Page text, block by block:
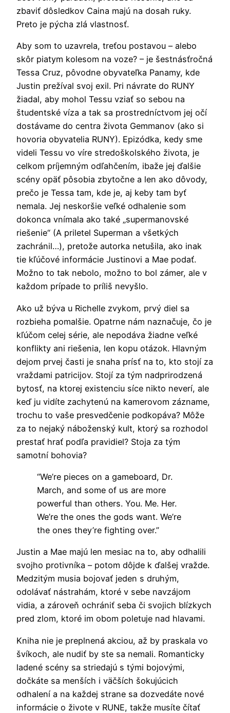
zbaviť dôsledkov Caina majú na dosah ruky.
Preto je pýcha zlá vlastnosť.
Aby som to uzavrela, treťou postavou – alebo
skôr piatym kolesom na voze? – je šestnásťročná
Tessa Cruz, pôvodne obyvateľka Panamy, kde
Justin prežíval svoj exil. Pri návrate do RUNY
žiadal, aby mohol Tessu vziať so sebou na
študentské víza a tak sa prostredníctvom jej očí
dostávame do centra života Gemmanov (ako si
hovoria obyvatelia RUNY). Epizódka, kedy sme
videli Tessu vo víre stredoškolského života, je
celkom príjemným odľahčením, ibaže jej ďalšie
scény opäť pôsobia zbytočne a len ako dôvody,
prečo je Tessa tam, kde je, aj keby tam byť
nemala. Jej neskoršie veľké odhalenie som
dokonca vnímala ako také „supermanovské
riešenie“ (A priletel Superman a všetkých
zachránil…), pretože autorka netušila, ako inak
tie kľúčové informácie Justinovi a Mae podať.
Možno to tak nebolo, možno to bol zámer, ale v
každom prípade to príliš nevyšlo.
Ako už býva u Richelle zvykom, prvý diel sa
rozbieha pomalšie. Opatrne nám naznačuje, čo je
kľúčom celej série, ale nepodáva žiadne veľké
konflikty ani riešenia, len kopu otázok. Hlavným
dejom prvej časti je snaha prísť na to, kto stojí za
vraždami patricijov. Stojí za tým nadprirodzená
bytosť, na ktorej existenciu síce nikto neverí, ale
keď ju vidíte zachytenú na kamerovom zázname,
trochu to vaše presvedčenie podkopáva? Môže
za to nejaký náboženský kult, ktorý sa rozhodol
prestať hrať podľa pravidiel? Stoja za tým
samotní bohovia?
“We’re pieces on a gameboard, Dr.
March, and some of us are more
powerful than others. You. Me. Her.
We’re the ones the gods want. We’re
the ones they’re fighting over.”
Justin a Mae majú len mesiac na to, aby odhalili
svojho protivníka – potom dôjde k ďalšej vražde.
Medzitým musia bojovať jeden s druhým,
odolávať nástrahám, ktoré v sebe navzájom
vidia, a zároveň ochrániť seba či svojich blízkych
pred zlom, ktoré im obom poletuje nad hlavami.
Kniha nie je preplnená akciou, až by praskala vo
švíkoch, ale nudiť by ste sa nemali. Romanticky
ladené scény sa striedajú s tými bojovými,
dočkáte sa menších i väčších šokujúcich
odhalení a na každej strane sa dozvedáte nové
informácie o živote v RUNE, takže musíte čítať